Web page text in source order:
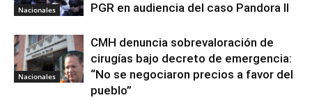
Nacionales
PGR en audiencia del caso Pandora II
Nacionales
CMH denuncia sobrevaloración de
cirugías bajo decreto de emergencia:
“No se negociaron precios a favor del
pueblo”